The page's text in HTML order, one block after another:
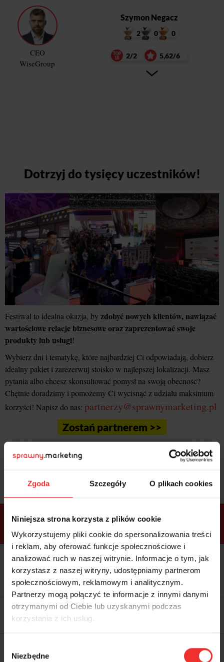
Zgoda Szczegóły O plikach cookies
Niniejsza strona korzysta z plików cookie
Wykorzystujemy pliki cookie do spersonalizowania treści
i reklam, aby oferować funkcje społecznościowe i
analizować ruch w naszej witrynie. Informacje o tym, jak
korzystasz z naszej witryny, udostępniamy partnerom
społecznościowym, reklamowym i analitycznym.
Partnerzy mogą połączyć te informacje z innymi danymi
otrzymanymi od Ciebie lub uzyskanymi podczas
korzystania z ich usług.
zgody
Niezbędne
CEO
WiseGroup
Szymon Negacz
2 0 0
2/2 5,62/6
Dotrzyj do tysięcy uczestników!
Festiwal to idealna okazja, by zdobyć nowych klientów, nawiązać
wartościowe relacje biznesowe oraz zaprezentować swoje
produkty lub usługi!
Wybierz dni i tematykę, które najbardziej Ci odpowiadają, dobierz
idealny pakiet i zarezerwuj stoisko w najlepszej lokalizacji. Masz
pytania albo chcesz skonsultować pomysł na swoją obecność?
Chętnie doradzimy i pomożemy Ci wycisnąć z udziału maksimum
korzyści! Napisz do nas: partnerzy@sprawnymarketing.pl
Zostań partnerem >>
Sprawdź bonusyi wybierz bilet
ramach
pakietów
VIP Premium
Kolacja z prelegentami i before
party (Hotel Sheraton, 27.10) tylko
wbilecie ALLPASS VIP
Dostępne
tylko w
bilecie
ALLPASS
VIP
Dedykowana strefa VIP z
możliwością networkingu z
prelegentami i wystawcami w
WARTOŚĆ: 1970 zł